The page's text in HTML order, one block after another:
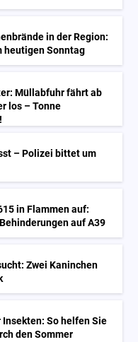
in der Region:
heutigen Sonntag
Müllabfuhr fährt ab
los – Tonne
– Polizei bittet um
in Flammen auf:
auf A39
Zwei Kaninchen
So helfen Sie
den Sommer